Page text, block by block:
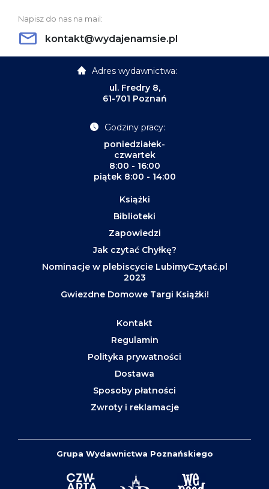
Napisz do nas na mail:
kontakt@wydajenamsie.pl
Adres wydawnictwa:
ul. Fredry 8,
61-701 Poznań
Godziny pracy:
poniedziałek-
czwartek
8:00 - 16:00
piątek 8:00 - 14:00
Książki
Biblioteki
Zapowiedzi
Jak czytać Chyłkę?
Nominacje w plebiscycie LubimyCzytać.pl
2023
Gwiezdne Domowe Targi Książki!
Kontakt
Regulamin
Polityka prywatności
Dostawa
Sposoby płatności
Zwroty i reklamacje
Grupa Wydawnictwa Poznańskiego